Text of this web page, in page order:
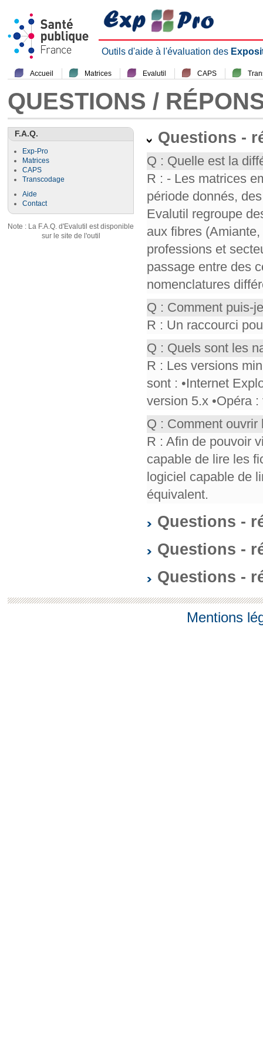
Outils d'aide à l'évaluation des
Accueil Matrices Evalutil CAPS
QUESTIONS /
F.A.Q.
Exp-Pro
Matrices
CAPS
Transcodage
Aide
Contact
Note : La F.A.Q. d'Evalutil est disponible
sur le site de l'outil
Questions -
Q : Quelle est la
R : - Les matrices
période donnés,
Evalutil regroupe
aux fibres
professions et
passage entre des
nomenclatures
Q : Comment puis-
R : Un raccourci
Q : Quels sont les
R : Les versions
sont : •Internet
version 5.x •Opéra
Q : Comment
R : Afin de pouvoir
capable de lire les
logiciel capable de
équivalent.
Questions -
Questions -
Questions -
Mentions